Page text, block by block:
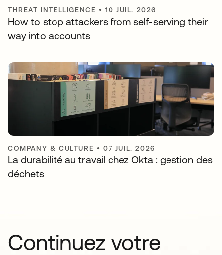
THREAT INTELLIGENCE •10 JUIL. 2026
How to stop attackers from self-serving their
way into accounts
COMPANY & CULTURE •07 JUIL. 2026
La durabilité au travail chez Okta : gestion des
déchets
Continuez votre